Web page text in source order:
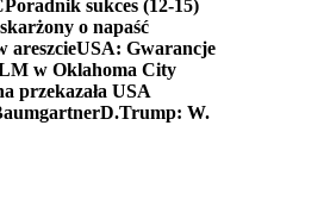
Poradnik sukces (12-15)
o napaść
areszcieUSA: Gwarancje
w Oklahoma City
przekazała USA
D.Trump: W.